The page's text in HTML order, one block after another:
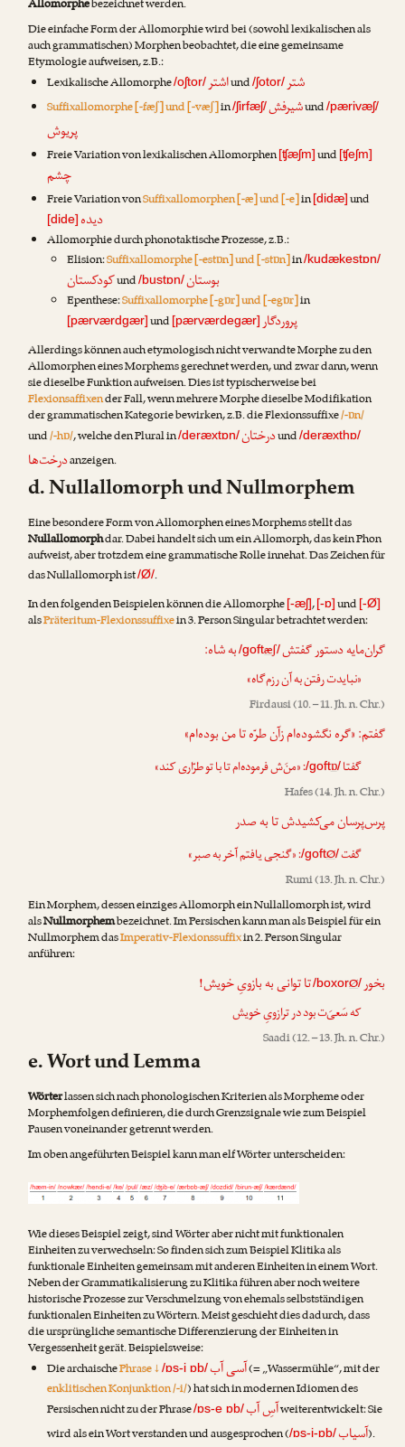
Allomorphebezeichnet werden.
Die einfache Form der Allomorphie wird bei (sowohl lexikalischen als
auch grammatischen) Morphen beobachtet, die eine gemeinsame
Etymologie aufweisen, z.B.:
Lexikalische Allomorphe/oʃtor/اشترund/ʃotor/شتر
Suffixallomorphe [-fæʃ] und [-væʃ]in/ʃirfæʃ/شیرفشund/pærivæʃ/
پریوش
Freie Variation von lexikalischen Allomorphen[ʧæʃm]und [ʧeʃm]
چشم
Freie Variation vonSuffixallomorphen [-æ] und [-e]in[didæ]und
[dide] دیده
Allomorphie durch phonotaktische Prozesse, z.B.:
Elision:Suffixallomorphe [-estɒn] und [-stɒn]in/kudækestɒn/
کودکستانund/bustɒn/بوستان
Epenthese:Suffixallomorphe [-gɒr] und [-egɒr]in
[pærværdgær]und [pærværdegær]پروردگار
Allerdings können auch etymologisch nicht verwandte Morphe zu den
Allomorphen eines Morphems gerechnet werden, und zwar dann, wenn
sie dieselbe Funktion aufweisen. Dies ist typischerweise bei
Flexionsaffixender Fall, wenn mehrere Morphe dieselbe Modifikation
der grammatischen Kategorie bewirken, z.B. die Flexionssuffixe/-ɒn/
und/-hɒ/, welche den Plural in/deræxtɒn/درختانund/deræxthɒ/
درخت‌هاanzeigen.
d. Nullallomorph und Nullmorphem
Eine besondere Form von Allomorphen eines Morphems stellt das
Nullallomorphdar. Dabei handelt sich um ein Allomorph, das kein Phon
aufweist, aber trotzdem eine grammatische Rolle innehat. Das Zeichen für
das Nullallomorph ist/Ø/.
In den folgenden Beispielen können die Allomorphe[-æʃ],[-ɒ]und [-Ø]
alsPräteritum-Flexionssuffixein 3. Person Singular betrachtet werden:
گران‌مایه دستور گفتش /goftæʃ/ به شاه:
«نبایدت رفتن به آن رزم‌گاه»
Firdausi(10. – 11. Jh. n. Chr.)
گفتم: «گره نگشوده‌ام زآن طرّه تا من بوده‌ام»
گفتا /goftɒ/
: «منَ‌ش فرموده‌ام تا با تو طرّاری کند»
Hafes(14. Jh. n. Chr.)
پرس‌پرسان می‌کشیدش تا به صدر
گفت /goftØ/
: «گنجی یافتم آخر به صبر»
Rumi(13. Jh. n. Chr.)
Ein Morphem, dessen einziges Allomorph ein Nullallomorph ist, wird
alsNullmorphembezeichnet. Im Persischen kann man als Beispiel für ein
Nullmorphem dasImperativ-Flexionssuffixin 2. Person Singular
anführen:
بخور /boxorØ/ تا توانی به بازویِ خویش!
که سَعیَ‌ت بود در ترازویِ خویش
Saadi(12. – 13. Jh. n. Chr.)
e. Wort und Lemma
Wörterlassen sich nach phonologischen Kriterien als Morpheme oder
Morphemfolgen definieren, die durch Grenzsignale wie zum Beispiel
Pausen voneinander getrennt werden.
Im oben angeführten Beispiel kann man elf Wörter unterscheiden:
Wie dieses Beispiel zeigt, sind Wörter aber nicht mit funktionalen
Einheiten zu verwechseln: So finden sich zum Beispiel Klitika als
funktionale Einheiten gemeinsam mit anderen Einheiten in einem Wort.
Neben der Grammatikalisierung zu Klitika führen aber noch weitere
historische Prozesse zur Verschmelzung von ehemals selbstständigen
funktionalen Einheiten zu Wörtern. Meist geschieht dies dadurch, dass
die ursprüngliche semantische Differenzierung der Einheiten in
Vergessenheit gerät. Beispielsweise:
Die archaischePhrase ↓ /ɒs-i ɒb/آسی آب(= „Wassermühle“, mit der
enklitischen Konjunktion /-i/) hat sich in modernen Idiomen des
Persischen nicht zu der Phrase/ɒs-e ɒb/آسِ آبweiterentwickelt: Sie
wird als ein Wort verstanden und ausgesprochen (/ɒs-i-ɒb/آسیاب).